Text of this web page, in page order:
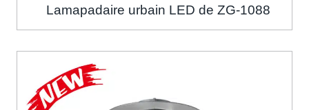
Lamapadaire urbain LED de ZG-1088